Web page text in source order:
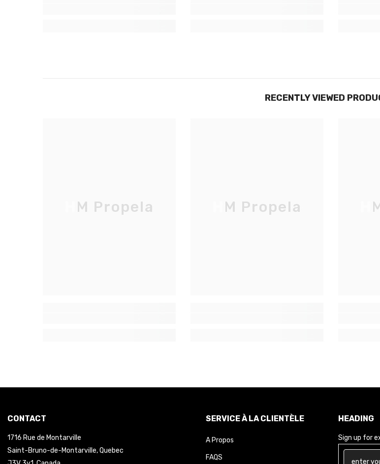
RECENTLY VIEWED
HM Propela HM Propela
CONTACT
1716 Rue de Montarville
Saint-Bruno-de-Montarville, Quebec
SERVICE À LA CLIENTÈLE
A Propos
FAQS
HEADING
Sign up for